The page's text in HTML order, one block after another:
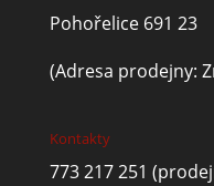
Pohořelice 691 23
(Adresa prodejny:
Kontakty
773 217 251